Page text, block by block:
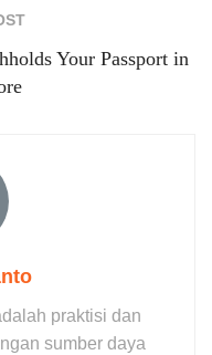
Your Passport in
praktisi dan
sumber daya